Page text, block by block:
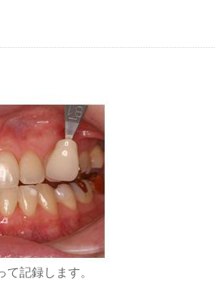
記録します。